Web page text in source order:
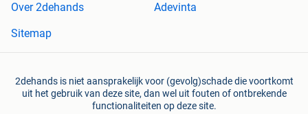
Over 2dehands
Adevinta
Sitemap
2dehands is niet aansprakelijk voor (gevolg)schade die voortkomt
uit het gebruik van deze site, dan wel uit fouten of ontbrekende
functionaliteiten op deze site.